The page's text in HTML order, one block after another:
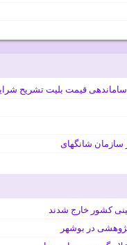
قیمت بلیت تشریح
سازمان شانگهای
در بوشهر